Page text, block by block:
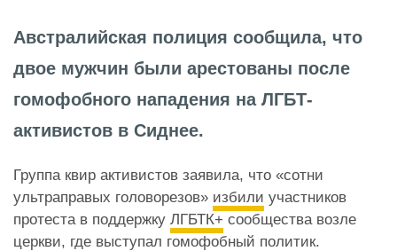
Австралийская полиция сообщила, что
двое мужчин были арестованы после
гомофобного нападения на ЛГБТ-
активистов в Сиднее.
Группа квир активистов заявила, что «сотни
ультраправых головорезов» избили участников
протеста в поддержку ЛГБТК+ сообщества возле
церкви, где выступал гомофобный политик.